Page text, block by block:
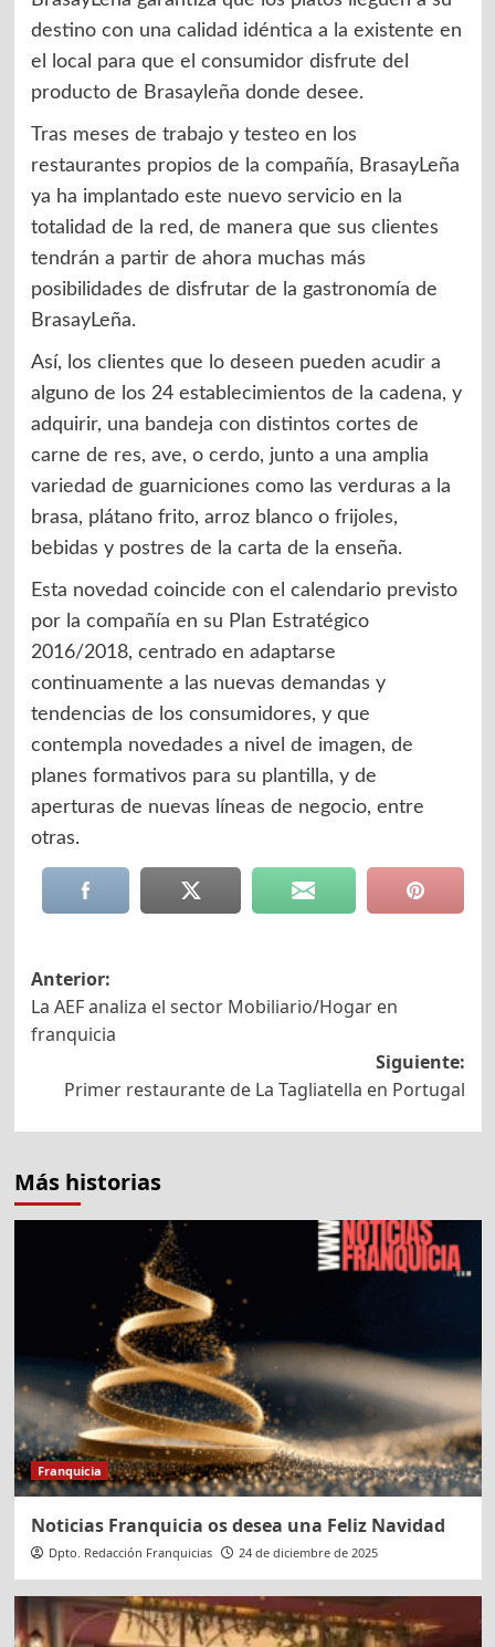
destino con una calidad idéntica a la existente en
el local para que el consumidor disfrute del
producto de Brasayleña donde desee.
Tras meses de trabajo y testeo en los
restaurantes propios de la compañía, BrasayLeña
ya ha implantado este nuevo servicio en la
totalidad de la red, de manera que sus clientes
tendrán a partir de ahora muchas más
posibilidades de disfrutar de la gastronomía de
BrasayLeña.
Así, los clientes que lo deseen pueden acudir a
alguno de los 24 establecimientos de la cadena, y
adquirir, una bandeja con distintos cortes de
carne de res, ave, o cerdo, junto a una amplia
variedad de guarniciones como las verduras a la
brasa, plátano frito, arroz blanco o frijoles,
bebidas y postres de la carta de la enseña.
Esta novedad coincide con el calendario previsto
por la compañía en su Plan Estratégico
2016/2018, centrado en adaptarse
continuamente a las nuevas demandas y
tendencias de los consumidores, y que
contempla novedades a nivel de imagen, de
planes formativos para su plantilla, y de
aperturas de nuevas líneas de negocio, entre
otras.
Navegación
de
entradas
Anterior:
La AEF analiza el sector Mobiliario/Hogar en
franquicia
Siguiente:
Primer restaurante de La Tagliatella en Portugal
Más historias
Franquicia
Noticias Franquicia os desea una Feliz Navidad
Dpto. Redacción Franquicias 24 de diciembre de 2025